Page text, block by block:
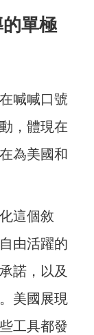
單極
喊喊口號
，體現在
為美國和
這個敘
由活躍的
諾，以及
美國展現
工具都發